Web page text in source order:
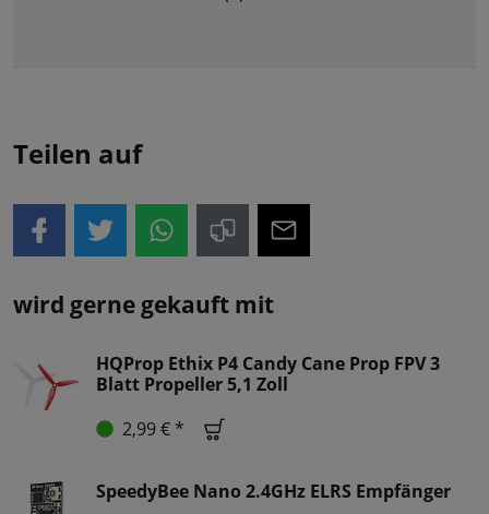
Teilen auf
wird gerne gekauft mit
HQProp Ethix P4 Candy Cane Prop FPV 3
Blatt Propeller 5,1 Zoll
2,99 € *
SpeedyBee Nano 2.4GHz ELRS Empfänger